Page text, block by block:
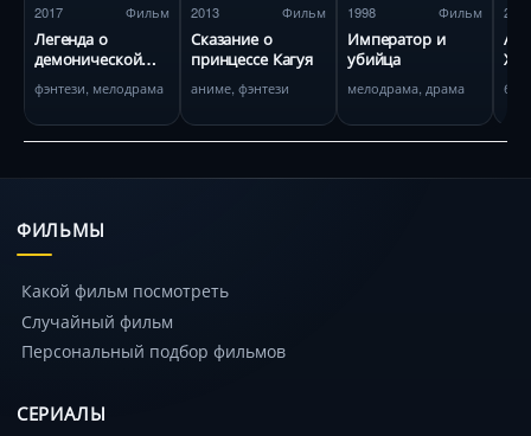
2017 Фильм
Легенда о
демонической
фэнтези, мелодрама
2013 Фильм
Сказание о
принцессе Кагуя
аниме, фэнтези
1998 Фильм
Император и
убийца
мелодрама, драма
2018
ФИЛЬМЫ
Какой фильм посмотреть
Случайный фильм
Персональный подбор фильмов
СЕРИАЛЫ